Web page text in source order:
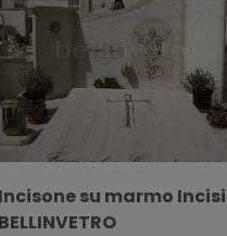
Incisone su marmo
BELLINVETRO